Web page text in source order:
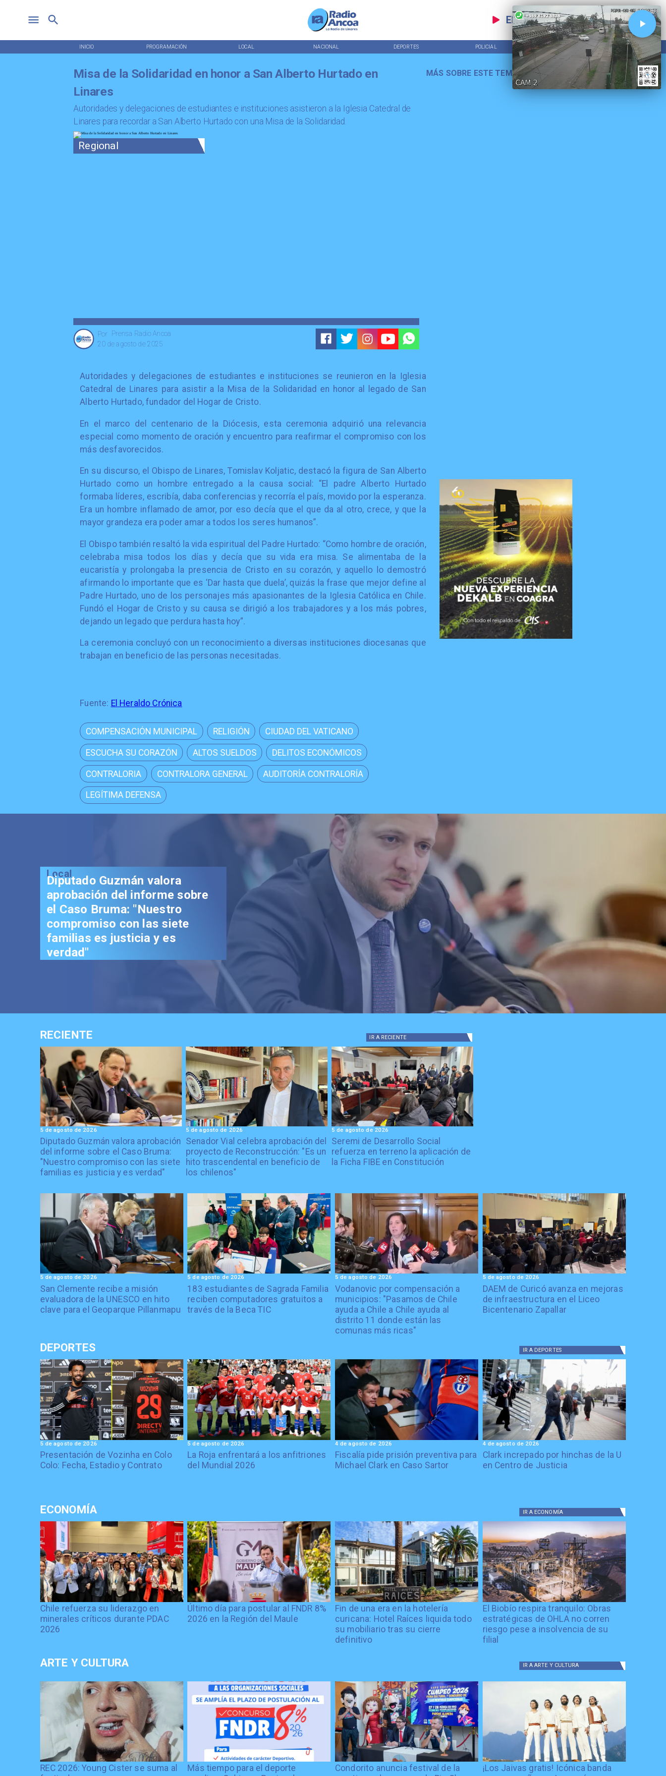
EN VIVO
INICIO PROGRAMACIÓN LOCAL NACIONAL DEPORTES POLICIAL TENDENCIAS
Regional
Prensa Radio Ancoa
Por
20 de agosto de 2025
MÁS SOBRE ESTE TEMA
Misa de la Solidaridad en honor a San Alberto Hurtado en
Linares
Autoridades y delegaciones de estudiantes e instituciones asistieron a la Iglesia Catedral de
Linares para recordar a San Alberto Hurtado con una Misa de la Solidaridad.
Autoridades y delegaciones de estudiantes e instituciones se reunieron en la Iglesia
Catedral de Linares para asistir a la Misa de la Solidaridad en honor al legado de San
Alberto Hurtado, fundador del Hogar de Cristo.
En el marco del centenario de la Diócesis, esta ceremonia adquirió una relevancia
especial como momento de oración y encuentro para reafirmar el compromiso con los
más desfavorecidos.
En su discurso, el Obispo de Linares, Tomislav Koljatic, destacó la figura de San Alberto
Hurtado como un hombre entregado a la causa social: “El padre Alberto Hurtado
formaba líderes, escribía, daba conferencias y recorría el país, movido por la esperanza.
Era un hombre inflamado de amor, por eso decía que el que da al otro, crece, y que la
mayor grandeza era poder amar a todos los seres humanos”.
El Obispo también resaltó la vida espiritual del Padre Hurtado: “Como hombre de oración,
celebraba misa todos los días y decía que su vida era misa. Se alimentaba de la
eucaristía y prolongaba la presencia de Cristo en su corazón, y aquello lo demostró
afirmando lo importante que es ‘Dar hasta que duela’, quizás la frase que mejor define al
Padre Hurtado, uno de los personajes más apasionantes de la Iglesia Católica en Chile.
Fundó el Hogar de Cristo y su causa se dirigió a los trabajadores y a los más pobres,
dejando un legado que perdura hasta hoy”.
La ceremonia concluyó con un reconocimiento a diversas instituciones diocesanas que
trabajan en beneficio de las personas necesitadas.
Fuente: El Heraldo Crónica
COMPENSACIÓN MUNICIPAL RELIGIÓN CIUDAD DEL VATICANO
ESCUCHA SU CORAZÓN ALTOS SUELDOS DELITOS ECONÓMICOS
CONTRALORIA CONTRALORA GENERAL AUDITORÍA CONTRALORÍA
LEGÍTIMA DEFENSA
Local
Diputado Guzmán valora
aprobación del informe sobre
el Caso Bruma: "Nuestro
compromiso con las siete
familias es justicia y es
verdad"
RECIENTE IR A RECIENTE
Diputado Guzmán valora aprobación
del informe sobre el Caso Bruma:
"Nuestro compromiso con las siete
familias es justicia y es verdad"
5 de agosto de 2026
Senador Vial celebra aprobación del
proyecto de Reconstrucción: "Es un
hito trascendental en beneficio de
los chilenos"
5 de agosto de 2026
Seremi de Desarrollo Social
refuerza en terreno la aplicación de
la Ficha FIBE en Constitución
5 de agosto de 2026
San Clemente recibe a misión
evaluadora de la UNESCO en hito
clave para el Geoparque Pillanmapu
5 de agosto de 2026
183 estudiantes de Sagrada Familia
reciben computadores gratuitos a
través de la Beca TIC
5 de agosto de 2026
Vodanovic por compensación a
municipios: "Pasamos de Chile
ayuda a Chile a Chile ayuda al
distrito 11 donde están las
comunas más ricas"
5 de agosto de 2026
DAEM de Curicó avanza en mejoras
de infraestructura en el Liceo
Bicentenario Zapallar
5 de agosto de 2026
DEPORTES IR A DEPORTES
Presentación de Vozinha en Colo
Colo: Fecha, Estadio y Contrato
5 de agosto de 2026
La Roja enfrentará a los anfitriones
del Mundial 2026
5 de agosto de 2026
Fiscalía pide prisión preventiva para
Michael Clark en Caso Sartor
4 de agosto de 2026
Clark increpado por hinchas de la U
en Centro de Justicia
4 de agosto de 2026
ECONOMÍA IR A ECONOMÍA
Chile refuerza su liderazgo en
minerales críticos durante PDAC
2026
Último día para postular al FNDR 8%
2026 en la Región del Maule
Fin de una era en la hotelería
curicana: Hotel Raíces liquida todo
su mobiliario tras su cierre
definitivo
El Biobío respira tranquilo: Obras
estratégicas de OHLA no corren
riesgo pese a insolvencia de su
filial
ARTE Y CULTURA IR A ARTE Y CULTURA
REC 2026: Young Cister se suma al
Más tiempo para el deporte
Condorito anuncia festival de la
¡Los Jaivas gratis! Icónica banda